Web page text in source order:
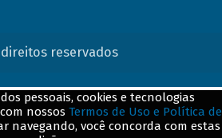
direitos reservados
pessoais, cookies e tecnologias
nossos Termos de Uso e Política de
navegando, você concorda com estas